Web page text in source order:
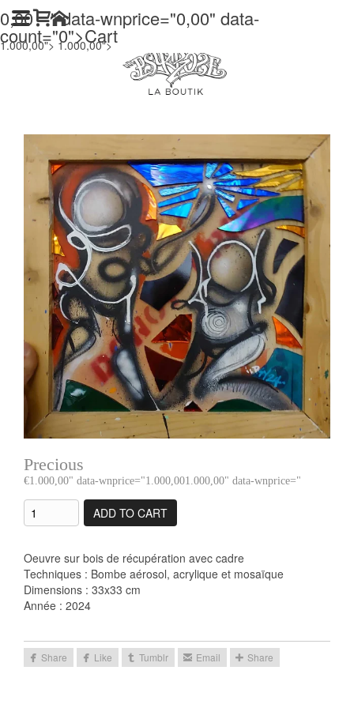
0,00 " data-wnprice="0,00" data-
count="0">Cart
1.000,00"> 1.000,00">
Precious
1.000,00" data-wnprice="1.000,001.000,00" data-wnprice="
ADD TO CART
Oeuvre sur bois de récupération avec cadre
Techniques : Bombe aérosol, acrylique et mosaïque
Dimensions : 33x33 cm
Année : 2024